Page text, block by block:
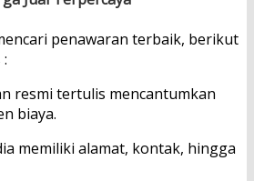
penawaran terbaik, berikut
resmi tertulis mencantumkan
biaya.
memiliki alamat, kontak, hingga